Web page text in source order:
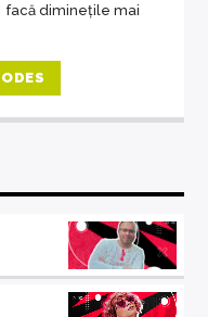
facă diminețile mai